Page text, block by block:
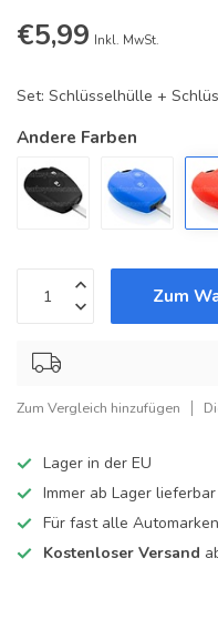
€5,99 Inkl. MwSt.
Set: Schlüsselhülle +
Andere Farben
Zum
Zum Vergleich hinzufügen
Lager in der EU
Immer ab Lager lieferbar
Für fast alle Automarken
Kostenloser Versand